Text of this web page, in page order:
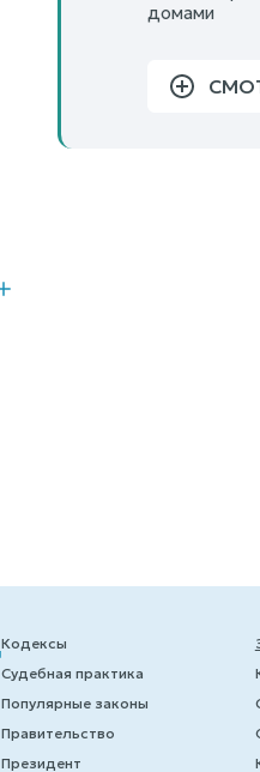
домами
Кодексы
Судебная практика
Популярные законы
Правительство
Президент